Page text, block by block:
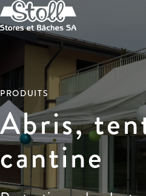
PRODUITS
Abris,
cantine